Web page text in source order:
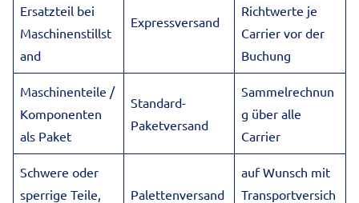
Ersatzteil bei
Maschinenstillst
and
Expressversand
Richtwerte je
Carrier vor der
Buchung
Maschinenteile /
Komponenten
als Paket
Standard-
Paketversand
Sammelrechnun
g über alle
Carrier
Schwere oder
sperrige Teile,
Palettenversand
auf Wunsch mit
Transportversich